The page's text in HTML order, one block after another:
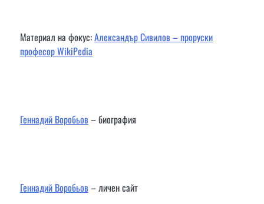
Материал на фокус:Александър Сивилов – проруски
професор WikiPedia
Геннадий Воробьов– биография
Геннадий Воробьов– личен сайт